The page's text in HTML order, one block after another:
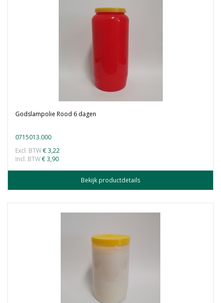
Godslampolie Rood 6 dagen
0715013.000
Excl. BTW€ 3,22
Incl. BTW€ 3,90
Bekijk productdetails